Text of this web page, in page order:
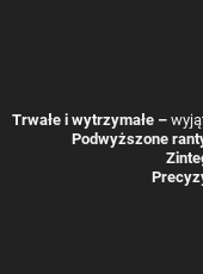
Trwałe i wytrzymałe–
Podwyższone